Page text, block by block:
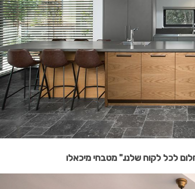
לכל לקוח שלנו." מטבחי מיכאלו